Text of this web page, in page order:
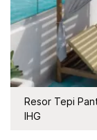
Resor Tepi
IHG